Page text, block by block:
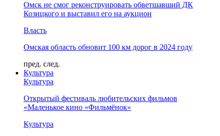
Омск не смог реконструировать обветшавший ДК
Козицкого и выставил его на аукцион
Власть
Омская область обновит 100 км дорог в 2024 году
пред. след.
Культура
Культура
Открытый фестиваль любительских фильмов
«Маленькое кино «Фильмёнок»
Культура